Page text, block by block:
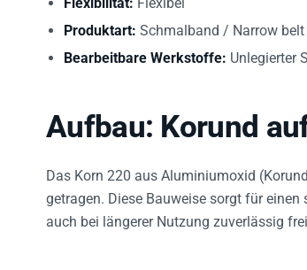
Flexibilität: Flexibel
Produktart: Schmalband / Narrow belt
Bearbeitbare Werkstoffe: Unlegierter
Aufbau: Korund
Das Korn 220 aus Aluminiumoxid
getragen. Diese Bauweise sorgt für
auch bei längerer Nutzung zuverlässig